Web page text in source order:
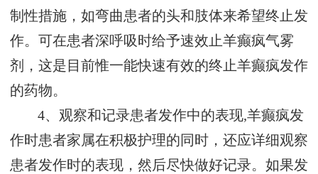
制性措施，如弯曲患者的头和肢体来希望终止发
作。可在患者深呼吸时给予速效止羊癫疯气雾
剂，这是目前惟一能快速有效的终止羊癫疯发作
的药物。
4、观察和记录患者发作中的表现,羊癫疯发
作时患者家属在积极护理的同时，还应详细观察
患者发作时的表现，然后尽快做好记录。如果发